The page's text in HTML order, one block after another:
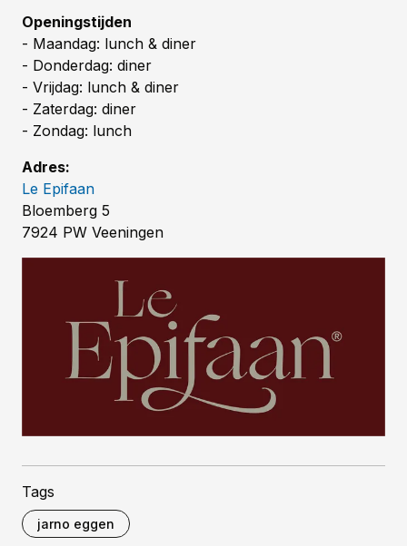
Openingstijden
- Maandag: lunch & diner
- Donderdag: diner
- Vrijdag: lunch & diner
- Zaterdag: diner
- Zondag: lunch
Adres:
Le Epifaan
Bloemberg 5
7924 PW Veeningen
Tags
jarno eggen